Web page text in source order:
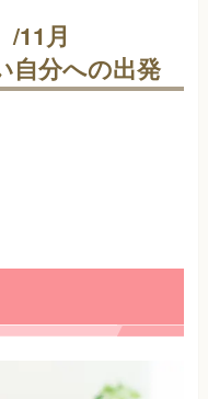
/11月
自分への出発